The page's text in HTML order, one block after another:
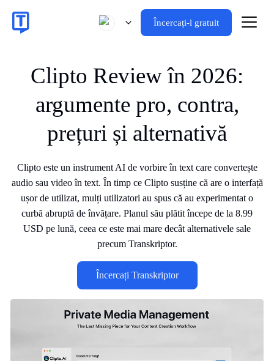
Încercați-l gratuit
Clipto Review în 2026:
argumente pro, contra,
prețuri și alternativă
Clipto este un instrument AI de vorbire în text care convertește
audio sau video în text. În timp ce Clipto susține că are o interfață
ușor de utilizat, mulți utilizatori au spus că au experimentat o
curbă abruptă de învățare. Planul său plătit începe de la 8.99
USD pe lună, ceea ce este mai mare decât alternativele sale
precum Transkriptor.
Încercați Transkriptor